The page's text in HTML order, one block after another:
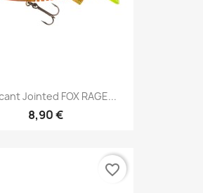
Jointed FOX RAGE...
8,90 €
favorite_border